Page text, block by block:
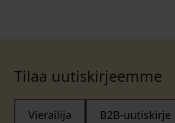
Tilaa uutiskirjeemme
Vierailija B2B-uutiskirje